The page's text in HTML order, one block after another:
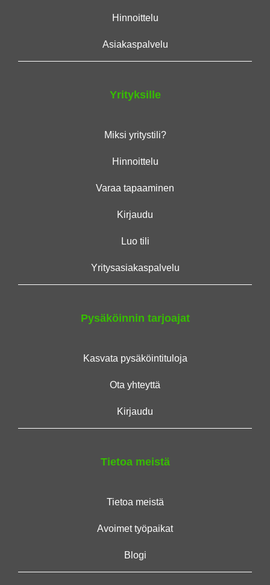
Hinnoittelu
Asiakaspalvelu
Yrityksille
Miksi yritystili?
Hinnoittelu
Varaa tapaaminen
Kirjaudu
Luo tili
Yritysasiakaspalvelu
Pysäköinnin tarjoajat
Kasvata pysäköintituloja
Ota yhteyttä
Kirjaudu
Tietoa meistä
Tietoa meistä
Avoimet työpaikat
Blogi